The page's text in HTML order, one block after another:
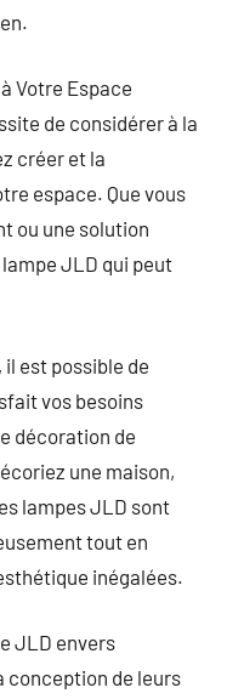
Votre Espace
de considérer à la
créer et la
espace. Que vous
ou une solution
JLD qui peut
est possible de
vos besoins
décoration de
une maison,
lampes JLD sont
tout en
inégalées.
JLD envers
conception de leurs